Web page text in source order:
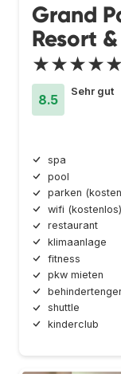
Grand
Resort
★★★★★
8.5
Sehr gut
spa
pool
parken
wifi (kostenlos)
restaurant
klimaanlage
fitness
pkw mieten
shuttle
kinderclub